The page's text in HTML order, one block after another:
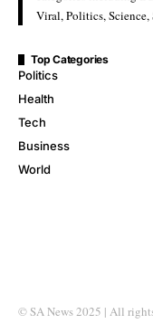
Viral, Politics, Science,
Top Categories
Politics
Health
Tech
Business
World
© SA News 2025 | All